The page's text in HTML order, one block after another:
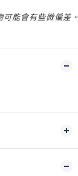
能會有些微偏差。